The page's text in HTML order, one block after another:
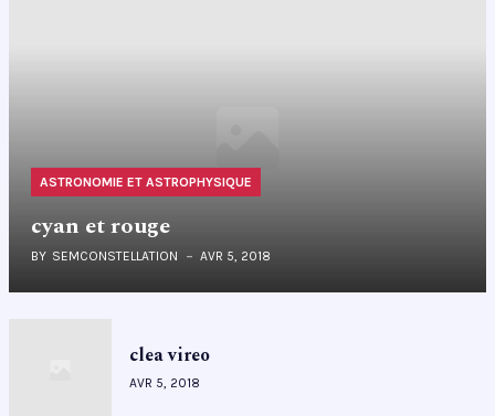
ASTRONOMIE ET ASTROPHYSIQUE
cyan et rouge
BY SEMCONSTELLATION AVR 5, 2018
clea vireo
AVR 5, 2018